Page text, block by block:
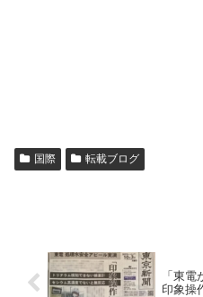
国際 転載ブログ
「東
印象操